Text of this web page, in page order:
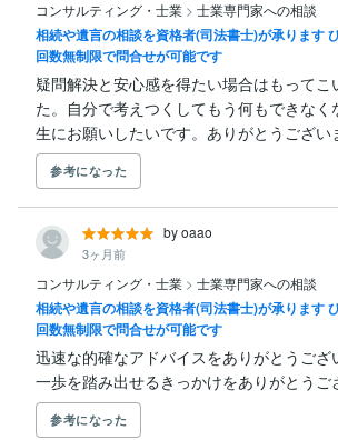
コンサルティング・士業 > 士業専門家への相談
相続や遺言の相談を資格者(司法書士)が承ります
回数無制限で問合せが可能です
疑問解決と安心感を得たい場合はもってこ
た。自分で考えつくしてもう何もできな
生にお願いしたいです。ありがとうござい
参考になった
by oaao
3ヶ月前
コンサルティング・士業 > 士業専門家への相談
相続や遺言の相談を資格者(司法書士)が承ります
回数無制限で問合せが可能です
迅速な的確なアドバイスをありがとうござ
一歩を踏み出せるきっかけをありがとうご
参考になった